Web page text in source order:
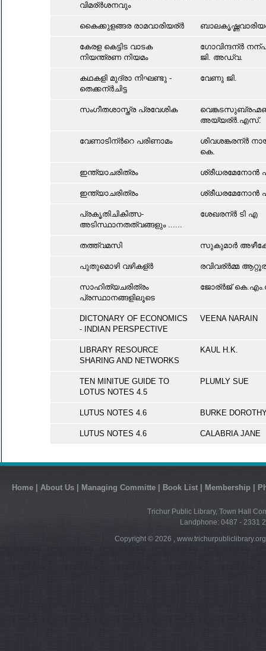
വിമര്ർശനവും
കൈക്കുളങ്ങര രാമവാരിയര്ർ
കേരള കെട്ടിട വാടക
നിയന്ത്രണ നിയമം
ഗോവിന്ദന്ർ
ജി. അഡ്വ.
കഥകളി മുദ്രാ നിഘണ്ടു -
തെക്കന്ർചിട്ട
വേണു ജി.
സംഗീതശാസ്ത്ര പ്രവേശിക
അയ്യര്ർ.എസ്.
വേണാടിന്ർറെ പരിണാമം
ശിവശങ്കരന്ർ
കെ.
ഇന്ത്യാചരിത്രം ശ്രീധരമേനോന്‍
ഇന്ത്യാചരിത്രം ശ്രീധരമേനോന്‍
പ്രകൄതിചികിത്സ-
അടിസ്ഥാനതത്വങ്ങളും ......
ശേഖരന്ർ ടി എ
തത്ത്വമസി സുകുമാർ
പുതുമൊഴി വഴികള്ർ രവിവര്ർമ്മ
സാഹിത്യചരിത്രം
പ്രസ്ഥാനങ്ങളിലൂടെ
ജോര്ർജ്
DICTONARY OF ECONOMICS
- INDIAN PERSPECTIVE
VEENA NARAIN
LIBRARY RESOURCE
SHARING AND NETWORKS
KAUL H.K.
TEN MINITUE GUIDE TO
LOTUS NOTES 4.5
PLUMLY SUE
LUTUS NOTES 4.6 BURKE
LUTUS NOTES 4.6 CALABRIA JANE
Home About Us Managing Committe Book List Membership
Trichur Public Library, Town Hall
Landphone: 0487 - 2331
Copyright © 2026 ,